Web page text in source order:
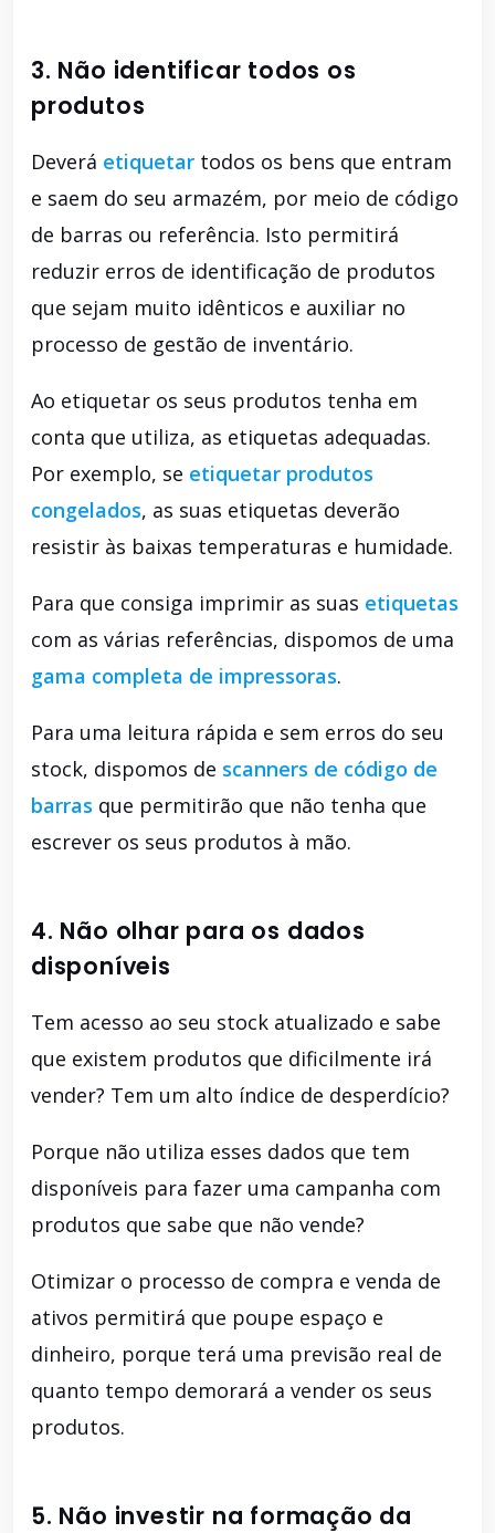
3. Não identificar todos os
produtos
Deverá etiquetar todos os bens que entram
e saem do seu armazém, por meio de código
de barras ou referência. Isto permitirá
reduzir erros de identificação de produtos
que sejam muito idênticos e auxiliar no
processo de gestão de inventário.
Ao etiquetar os seus produtos tenha em
conta que utiliza, as etiquetas adequadas.
Por exemplo, se etiquetar produtos
congelados, as suas etiquetas deverão
resistir às baixas temperaturas e humidade.
Para que consiga imprimir as suas etiquetas
com as várias referências, dispomos de uma
gama completa de impressoras.
Para uma leitura rápida e sem erros do seu
stock, dispomos de scanners de código de
barras que permitirão que não tenha que
escrever os seus produtos à mão.
4. Não olhar para os dados
disponíveis
Tem acesso ao seu stock atualizado e sabe
que existem produtos que dificilmente irá
vender? Tem um alto índice de desperdício?
Porque não utiliza esses dados que tem
disponíveis para fazer uma campanha com
produtos que sabe que não vende?
Otimizar o processo de compra e venda de
ativos permitirá que poupe espaço e
dinheiro, porque terá uma previsão real de
quanto tempo demorará a vender os seus
produtos.
5. Não investir na formação da